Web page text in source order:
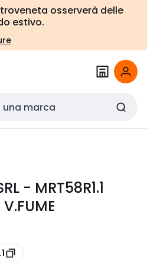
osserverà delle
estivo.
- MRT58R1.1